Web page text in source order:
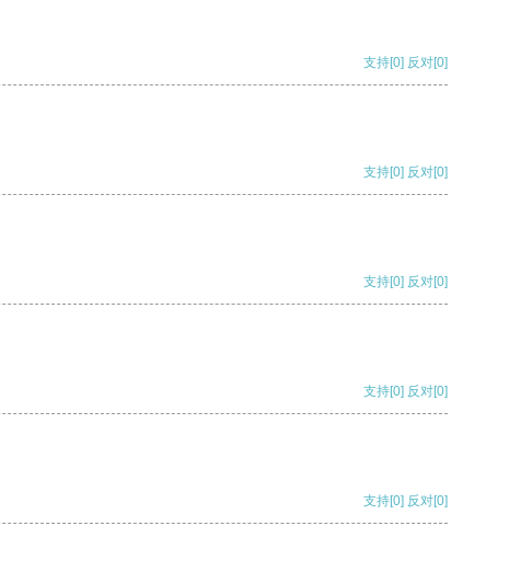
支持[0] 反对[0]
支持[0] 反对[0]
支持[0] 反对[0]
支持[0] 反对[0]
支持[0] 反对[0]